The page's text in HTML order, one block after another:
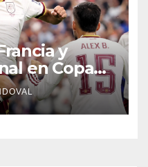
y
en Copa